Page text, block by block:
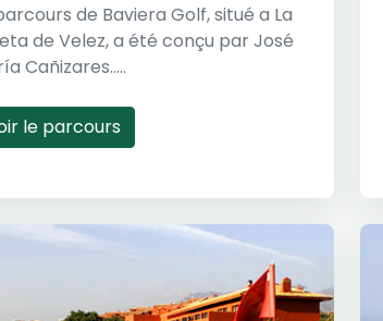
de Baviera Golf, situé a La
de Velez, a été conçu par José
Cañizares.....
le parcours